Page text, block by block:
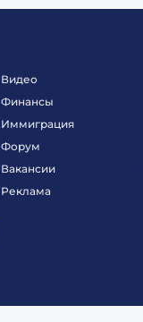
Видео
Финансы
Иммиграция
Форум
Вакансии
Реклама